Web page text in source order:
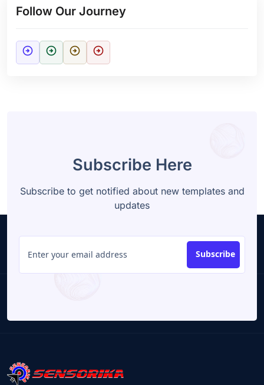
Follow Our Journey
arrow_circle_right arrow_circle_right arrow_circle_right arrow_circle_right
Subscribe Here
Subscribe to get notified about new templates and
updates
Subscribe